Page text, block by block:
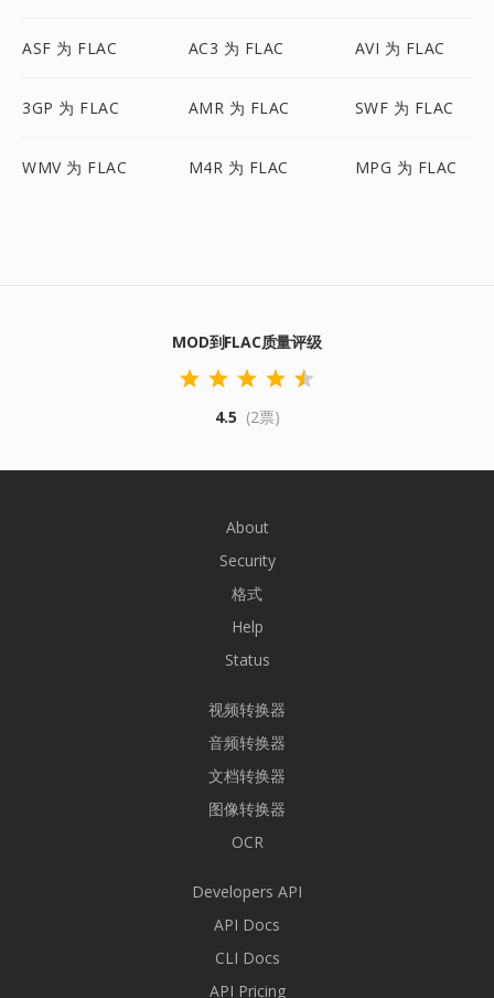
ASF 为 FLAC AC3 为 FLAC AVI 为 FLAC
3GP 为 FLAC AMR 为 FLAC SWF 为 FLAC
WMV 为 FLAC M4R 为 FLAC MPG 为 FLAC
MOD到FLAC质量评级
4.5 (2票)
About
Security
格式
Help
Status
视频转换器
音频转换器
文档转换器
图像转换器
OCR
Developers API
API Docs
CLI Docs
API Pricing